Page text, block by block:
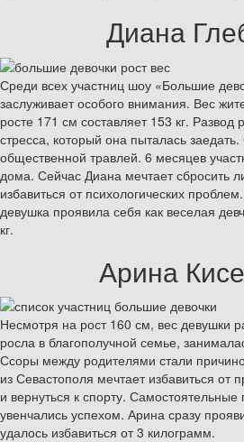
Диана
Среди всех участниц шоу «Большие
заслуживает особого внимания. Вес
росте 171 см составляет 153 кг. Развод
стресса, который она пыталась
общественной травлей. 6 месяцев
дома. Сейчас Диана мечтает сбросить
избавиться от психологических
девушка проявила себя как веселая
кг.
Арина
Несмотря на рост 160 см, вес девушки
росла в благополучной семье,
Ссоры между родителями стали
из Севастополя мечтает избавиться от
и вернуться к спорту. Самостоятельные
увенчались успехом. Арина сразу
удалось избавиться от 3 килограмм.